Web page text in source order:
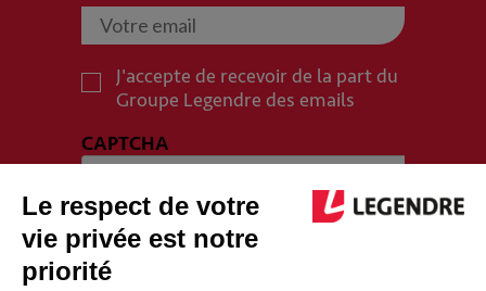
J'accepte de recevoir de la part du
Groupe Legendre des emails
CAPTCHA